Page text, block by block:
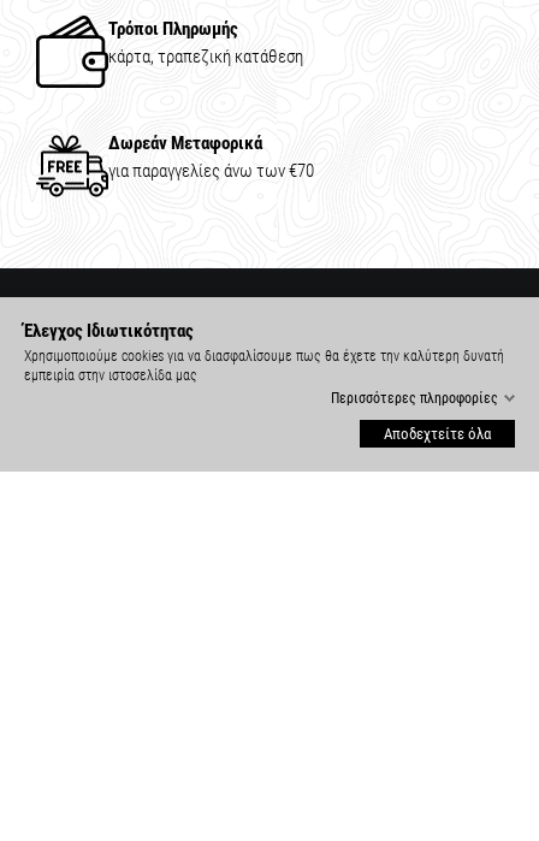
Τρόποι Πληρωμής
κάρτα, τραπεζική κατάθεση
Δωρεάν Μεταφορικά
για παραγγελίες άνω των €70
Έλεγχος Ιδιωτικότητας
Χρησιμοποιούμε cookies για να διασφαλίσουμε πως θα έχετε την καλύτερη δυνατή
εμπειρία στην ιστοσελίδα μας
Περισσότερες πληροφορίες
Αποδεχτείτε όλα